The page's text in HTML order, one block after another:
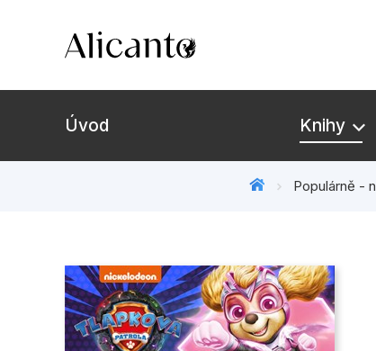
Úvod Knihy
Připravujeme
Bestsellery
Populárně -